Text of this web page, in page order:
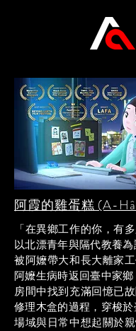
阿霞的雞蛋糕 (A-
「在異鄉工作的你，有
以北漂青年與隔代教養
被阿嬤帶大和長大離家
阿嬤生病時返回臺中家
房間中找到充滿回憶已
修理木盒的過程，穿梭於
場域與日常中想起關於